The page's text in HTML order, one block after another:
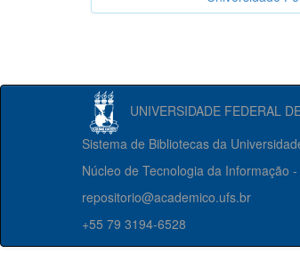
UNIVERSIDADE FEDERAL
Sistema de Bibliotecas da
Núcleo de Tecnologia da Informação -
repositorio@academico.ufs.br
+55 79 3194-6528